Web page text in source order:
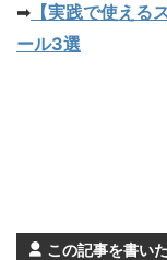
➡︎ 【実践で使える
ール3選
この記事を書い